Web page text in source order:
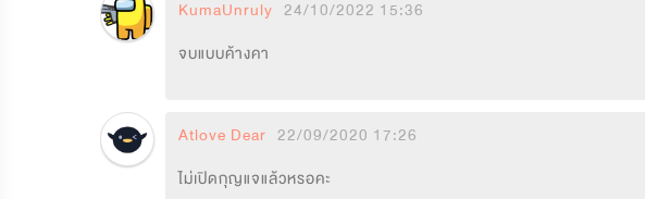
KumaUnruly 24/10/2022 15:36
จบแบบค้างคา
Atlove Dear 22/09/2020 17:26
ไม่เปิดกุญแจแล้วหรอคะ